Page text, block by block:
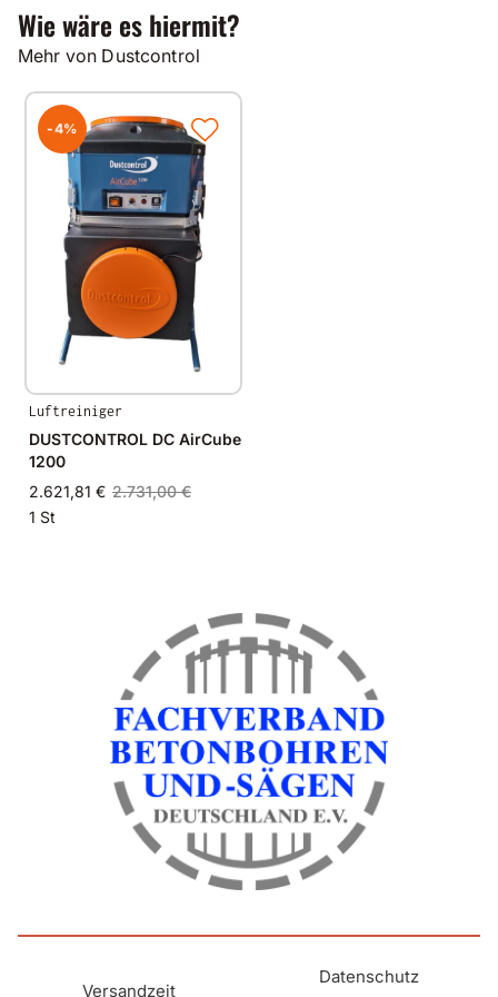
Wie wäre es hiermit?
Mehr von Dustcontrol
-4%
Luftreiniger
DUSTCONTROL DC AirCube
1200
2.621,81 € 2.731,00 €
1 St
Versandzeit
Datenschutz